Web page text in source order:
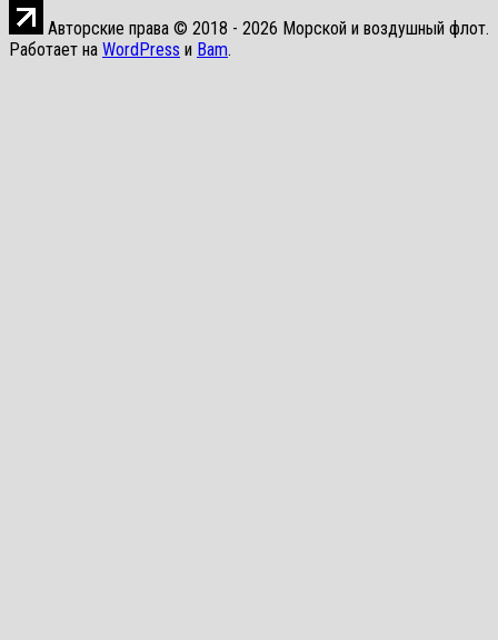
Авторские права © 2018 - 2026 Морской и воздушный флот.
Работает на WordPress и Bam.